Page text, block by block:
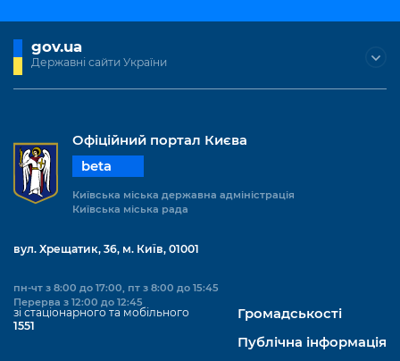
gov.ua
Державні сайти України
Офіційний портал Києва
beta
Київська міська державна адміністрація
Київська міська рада
вул. Хрещатик, 36, м. Київ, 01001
пн-чт з 8:00 до 17:00, пт з 8:00 до 15:45
Перерва з 12:00 до 12:45
зі стаціонарного та мобільного
1551
Громадськості
Публічна інформація